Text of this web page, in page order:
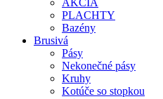
AKCIA
PLACHTY
Bazény
Brusivá
Pásy
Nekonečné pásy
Kruhy
Kotúče so stopkou